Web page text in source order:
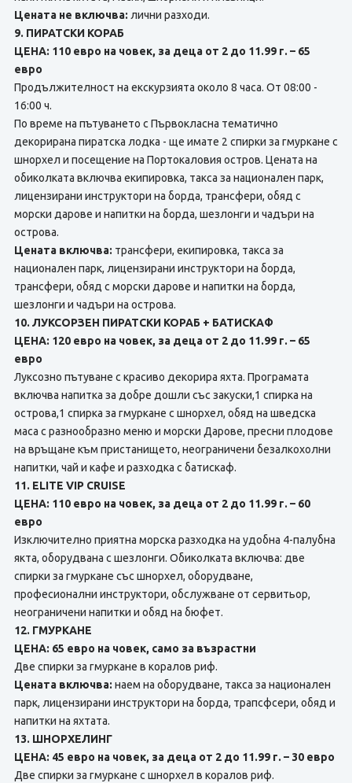
Цената не включва: лични разходи.
9. ПИРАТСКИ КОРАБ
ЦЕНА: 110 евро на човек, за деца от 2 до 11.99 г. – 65
евро
Продължителност на екскурзията около 8 часа. От 08:00 -
16:00 ч.
По време на пътуването с Първокласна тематично
декорирана пиратска лодка - ще имате 2 спирки за гмуркане с
шнорхел и посещение на Портокаловия остров. Цената на
обиколката включва екипировка, такса за национален парк,
лицензирани инструктори на борда, трансфери, обяд с
морски дарове и напитки на борда, шезлонги и чадъри на
острова.
Цената включва: трансфери, екипировка, такса за
национален парк, лицензирани инструктори на борда,
трансфери, обяд с морски дарове и напитки на борда,
шезлонги и чадъри на острова.
10. ЛУКСОРЗЕН ПИРАТСКИ КОРАБ + БАТИСКАФ
ЦЕНА: 120 евро на човек, за деца от 2 до 11.99 г. – 65
евро
Луксозно пътуване с красиво декорира яхта. Програмата
включва напитка за добре дошли със закуски,1 спирка на
острова,1 спирка за гмуркане с шнорхел, обяд на шведска
маса с разнообразно меню и морски Дарове, пресни плодове
на връщане към пристанището, неограничени безалкохолни
напитки, чай и кафе и разходка с батискаф.
11. ELITE VIP CRUISE
ЦЕНА: 110 евро на човек, за деца от 2 до 11.99 г. – 60
евро
Изключително приятна морска разходка на удобна 4-палубна
якта, оборудвана с шезлонги. Обиколката включва: две
спирки за гмуркане със шнорхел, оборудване,
професионални инструктори, обслужване от сервитьор,
неограничени напитки и обяд на бюфет.
12. ГМУРКАНЕ
ЦЕНА: 65 евро на човек, само за възрастни
Две спирки за гмуркане в коралов риф.
Цената включва: наем на оборудване, такса за национален
парк, лицензирани инструктори на борда, трапсфсери, обяд и
напитки на яхтата.
13. ШНОРХЕЛИНГ
ЦЕНА: 45 евро на човек, за деца от 2 до 11.99 г. – 30 евро
Две спирки за гмуркане с шнорхел в коралов риф.